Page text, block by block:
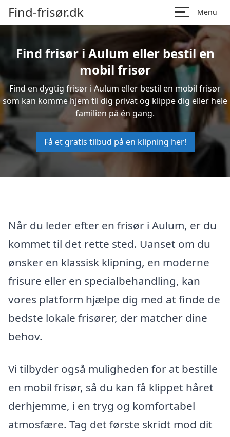
Find-frisør.dk Menu
Find frisør i Aulum eller bestil en
mobil frisør
Find en dygtig frisør i Aulum eller bestil en mobil frisør
som kan komme hjem til dig privat og klippe dig eller hele
familien på én gang.
Få et gratis tilbud på en klipning her!
Når du leder efter en frisør i Aulum, er du
kommet til det rette sted. Uanset om du
ønsker en klassisk klipning, en moderne
frisure eller en specialbehandling, kan
vores platform hjælpe dig med at finde de
bedste lokale frisører, der matcher dine
behov.
Vi tilbyder også muligheden for at bestille
en mobil frisør, så du kan få klippet håret
derhjemme, i en tryg og komfortabel
atmosfære. Tag det første skridt mod dit